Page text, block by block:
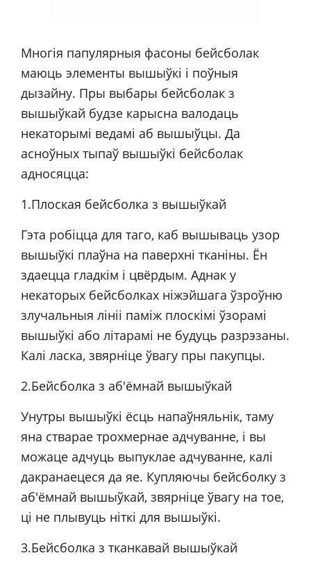
Многія папулярныя фасоны бейсболак
маюць элементы вышыўкі і поўныя
дызайну. Пры выбары бейсболак з
вышыўкай будзе карысна валодаць
некаторымі ведамі аб вышыўцы. Да
асноўных тыпаў вышыўкі бейсболак
адносяцца:
1.Плоская бейсболка з вышыўкай
Гэта робіцца для таго, каб вышываць узор
вышыўкі плаўна на паверхні тканіны. Ён
здаецца гладкім і цвёрдым. Аднак у
некаторых бейсболках ніжэйшага ўзроўню
злучальныя лініі паміж плоскімі ўзорамі
вышыўкі або літарамі не будуць разрэзаны.
Калі ласка, звярніце ўвагу пры пакупцы.
2.Бейсболка з аб'ёмнай вышыўкай
Унутры вышыўкі ёсць напаўняльнік, таму
яна стварае трохмернае адчуванне, і вы
можаце адчуць выпуклае адчуванне, калі
дакранаецеся да яе. Купляючы бейсболку з
аб'ёмнай вышыўкай, звярніце ўвагу на тое,
ці не плывуць ніткі для вышыўкі.
3.Бейсболка з тканкавай вышыўкай